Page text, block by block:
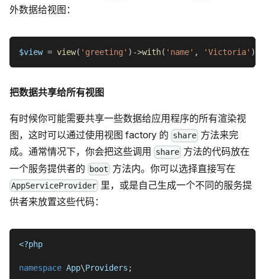
外数据给视图：
$view = view( 'greeting' ) ->with( 'name' , 'Victoria' )
把数据共享给所有视图
有时候你可能需要共享一些数据给应用程序的所有渲染视
图，这时可以通过使用视图 factory 的 share 方法来完
成。通常情况下，你会把这些调用
share 方法的代码放在
一个服务提供者的
boot 方法内。你可以选择直接写在
AppServiceProvider 里，或是自己生成一个不同的服务提
供者来放置这些代码：
<?php
namespace App\Providers ;